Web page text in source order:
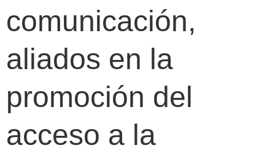
comunicación,
aliados en la
promoción del
acceso a la